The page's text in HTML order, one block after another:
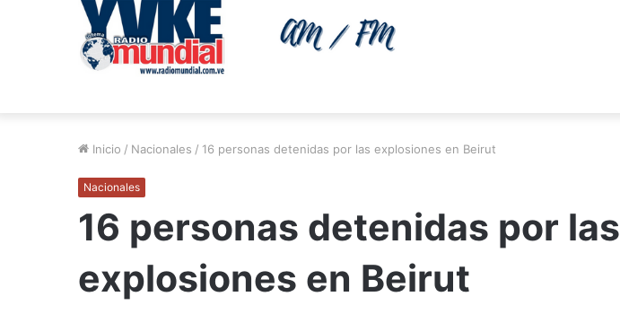
Inicio / Nacionales / 16 personas detenidas por las explosiones en Beirut
Nacionales
16 personas detenidas por las
explosiones en Beirut